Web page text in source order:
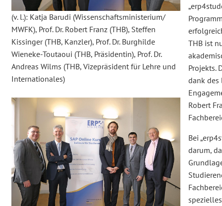
(v. l.): Katja Barudi (Wissenschaftsministerium/
MWFK), Prof. Dr. Robert Franz (THB), Steffen
Kissinger (THB, Kanzler), Prof. Dr. Burghilde
Wieneke-Toutaoui (THB, Präsidentin), Prof. Dr.
Andreas Wilms (THB, Vizepräsident für Lehre und
Internationales)
THB ist
Projekts.
dank des
Robert
Bei
darum,